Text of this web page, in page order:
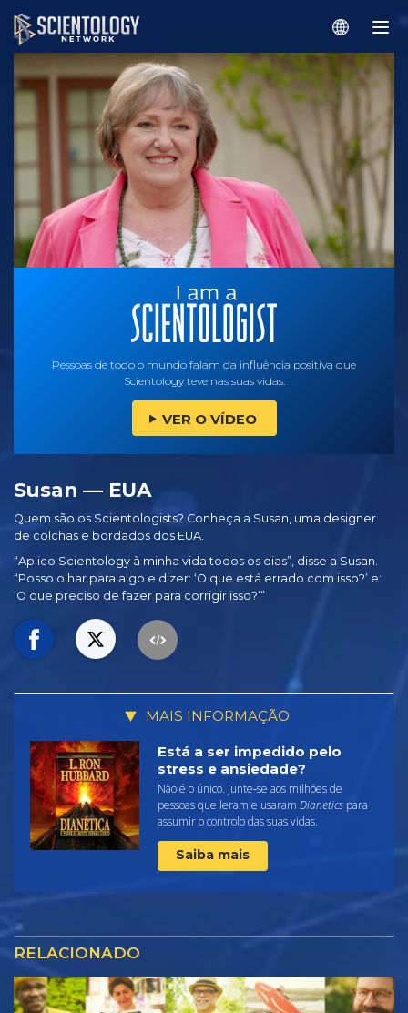
Pessoas de todo o mundo falam da influência positiva que
Scientology teve nas suas vidas.
VER O VÍDEO
Susan — EUA
Quem são os Scientologists? Conheça a Susan, uma designer
de colchas e bordados dos EUA.
“Aplico Scientology à minha vida todos os dias”, disse a Susan.
“Posso olhar para algo e dizer: ‘O que está errado com isso?’ e:
‘O que preciso de fazer para corrigir isso?’”
MAIS INFORMAÇÃO
Está a ser impedido pelo
stress e ansiedade?
Não é o único. Junte‑se aos milhões de
pessoas que leram e usaram Dianetics para
assumir o controlo das suas vidas.
Saiba mais
RELACIONADO